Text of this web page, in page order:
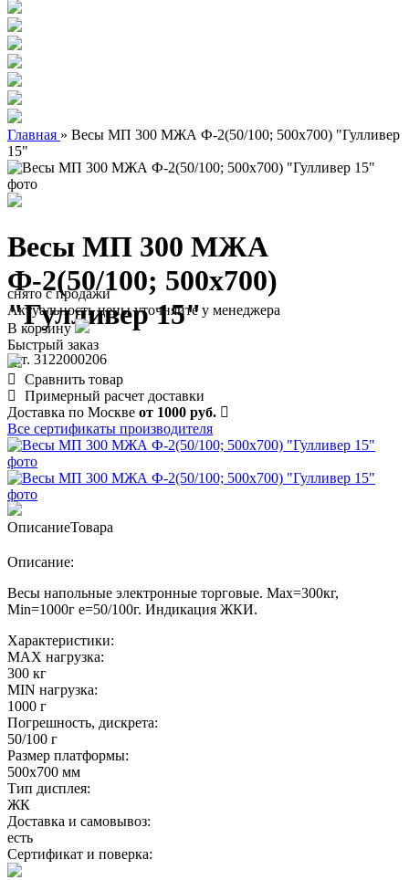
Главная » Весы МП 300 МЖА Ф-2(50/100; 500х700) "Гулливер
15"
Весы МП 300 МЖА
Ф-2(50/100; 500х700)
"Гулливер 15"
арт. 3122000206
снято с продажи
Актуальность цены уточняйте у менеджера
В корзину
Быстрый заказ
Сравнить товар
Примерный расчет доставки
Доставка по Москве от 1000 руб.
Все сертификаты производителя
ОписаниеТовара
Описание:
Весы напольные электронные торговые. Мах=300кг,
Min=1000г е=50/100г. Индикация ЖКИ.
Характеристики:
MAX нагрузка:
300 кг
MIN нагрузка:
1000 г
Погрешность, дискрета:
50/100 г
Размер платформы:
500х700 мм
Тип дисплея:
ЖК
Доставка и самовывоз:
есть
Сертификат и поверка: